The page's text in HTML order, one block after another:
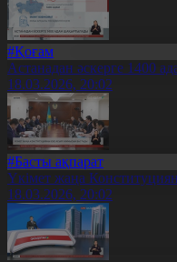
#Қоғам
Астанадан әскерге 1400
18.03.2026, 20:02
#Басты ақпарат
Үкімет жаңа
18.03.2026, 20:02